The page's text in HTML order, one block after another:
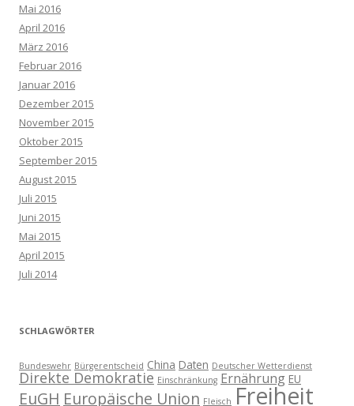
Mai 2016
April 2016
März 2016
Februar 2016
Januar 2016
Dezember 2015
November 2015
Oktober 2015
September 2015
August 2015
Juli 2015
Juni 2015
Mai 2015
April 2015
Juli 2014
SCHLAGWÖRTER
Bundeswehr Bürgerentscheid China Daten Deutscher Wetterdienst
Direkte Demokratie Einschränkung Ernährung EU
EuGH Europäische Union Fleisch Freiheit